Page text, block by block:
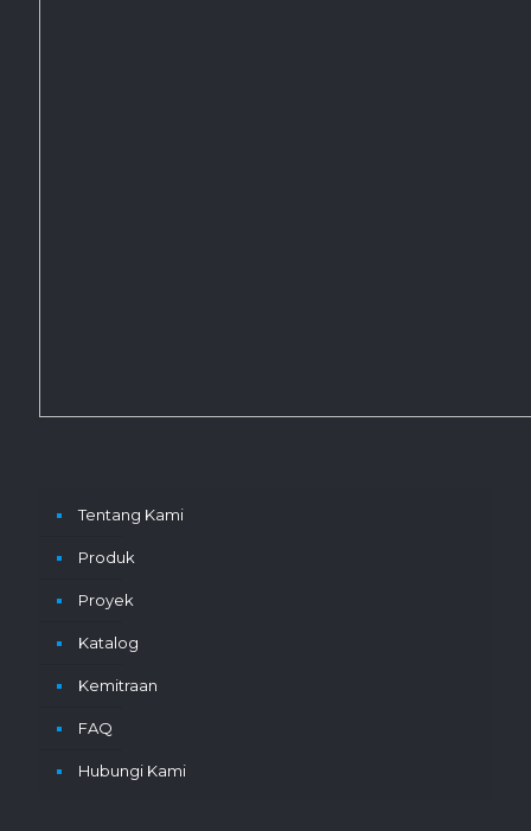
Tentang Kami
Produk
Proyek
Katalog
Kemitraan
FAQ
Hubungi Kami